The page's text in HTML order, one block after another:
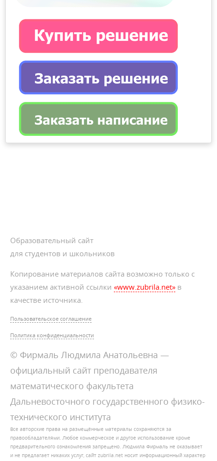
Образовательный сайт
для студентов и школьников
Копирование материалов сайта возможно только с
указанием активной ссылки«www.zubrila.net» в
качестве источника.
Пользовательское соглашение
Политика конфиденциальности
© Фирмаль Людмила Анатольевна —
официальный сайт преподавателя
математического факультета
Дальневосточного государственного физико-
технического института
Все авторские права на размещённые материалы сохраняются за
правообладателями. Любое коммерческое и другое использование кроме
предварительного ознакомления запрещено. Людмила Фирмаль не оказывает
и не предлагает никаких услуг, сайт zubrila.net носит информационный характер